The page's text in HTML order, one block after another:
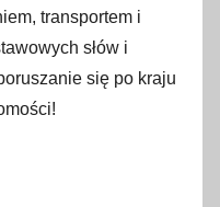
transportem i
słów i
się po kraju